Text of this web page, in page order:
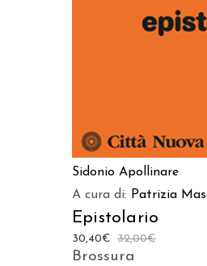
Sidonio Apollinare
A cura di: Patrizia
Epistolario
32,00€
30,40€
Brossura